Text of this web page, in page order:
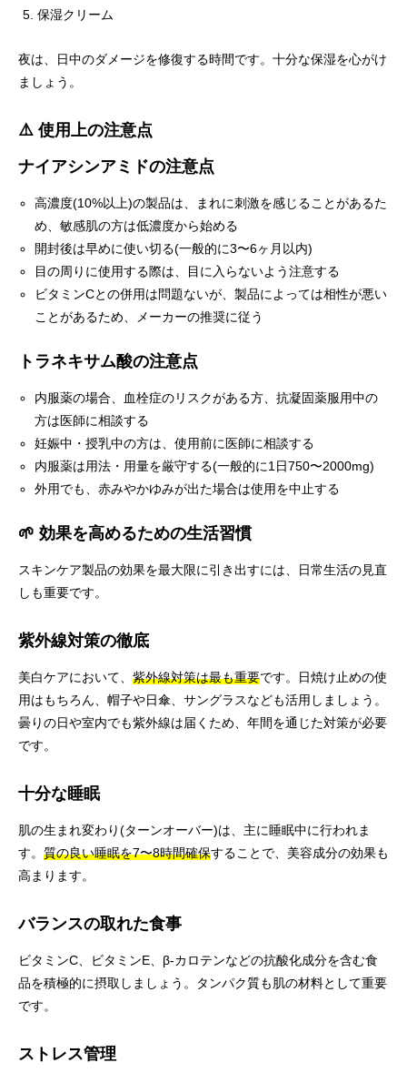
保湿クリーム
夜は、日中のダメージを修復する時間です。十分な保湿を心がけ
ましょう。
⚠️ 使用上の注意点
ナイアシンアミドの注意点
高濃度(10%以上)の製品は、まれに刺激を感じることがあるた
め、敏感肌の方は低濃度から始める
開封後は早めに使い切る(一般的に3〜6ヶ月以内)
目の周りに使用する際は、目に入らないよう注意する
ビタミンCとの併用は問題ないが、製品によっては相性が悪い
ことがあるため、メーカーの推奨に従う
トラネキサム酸の注意点
内服薬の場合、血栓症のリスクがある方、抗凝固薬服用中の
方は医師に相談する
妊娠中・授乳中の方は、使用前に医師に相談する
内服薬は用法・用量を厳守する(一般的に1日750〜2000mg)
外用でも、赤みやかゆみが出た場合は使用を中止する
🌱 効果を高めるための生活習慣
スキンケア製品の効果を最大限に引き出すには、日常生活の見直
しも重要です。
紫外線対策の徹底
美白ケアにおいて、 紫外線対策は最も重要です。日焼け止めの使
用はもちろん、帽子や日傘、サングラスなども活用しましょう。
曇りの日や室内でも紫外線は届くため、年間を通じた対策が必要
です。
十分な睡眠
肌の生まれ変わり(ターンオーバー)は、主に睡眠中に行われま
す。 質の良い睡眠を7〜8時間確保することで、美容成分の効果も
高まります。
バランスの取れた食事
ビタミンC、ビタミンE、β-カロテンなどの抗酸化成分を含む食
品を積極的に摂取しましょう。タンパク質も肌の材料として重要
です。
ストレス管理